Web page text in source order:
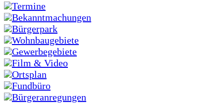
Termine
Bekanntmachungen
Bürgerpark
Wohnbaugebiete
Gewerbegebiete
Film & Video
Ortsplan
Fundbüro
Bürgeranregungen